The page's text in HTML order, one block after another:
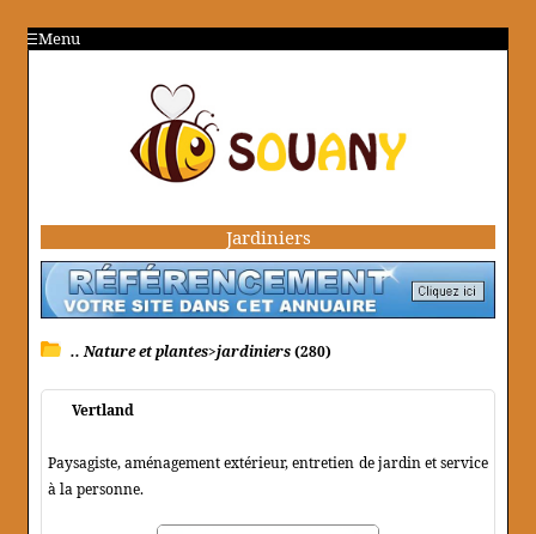
Menu
Jardiniers
.. Nature et plantes>jardiniers(280)
Vertland
Paysagiste, aménagement extérieur, entretien de jardin et service
à la personne.